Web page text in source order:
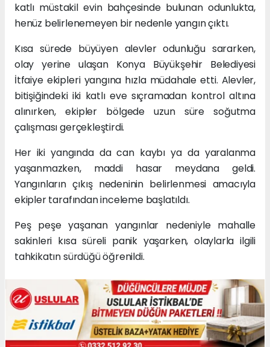
katlı müstakil evin bahçesinde bulunan odunlukta,
henüz belirlenemeyen bir nedenle yangın çıktı.
Kısa sürede büyüyen alevler odunluğu sararken,
olay yerine ulaşan Konya Büyükşehir Belediyesi
İtfaiye ekipleri yangına hızla müdahale etti. Alevler,
bitişiğindeki iki katlı eve sıçramadan kontrol altına
alınırken, ekipler bölgede uzun süre soğutma
çalışması gerçekleştirdi.
Her iki yangında da can kaybı ya da yaralanma
yaşanmazken, maddi hasar meydana geldi.
Yangınların çıkış nedeninin belirlenmesi amacıyla
ekipler tarafından inceleme başlatıldı.
Peş peşe yaşanan yangınlar nedeniyle mahalle
sakinleri kısa süreli panik yaşarken, olaylarla ilgili
tahkikatın sürdüğü öğrenildi.